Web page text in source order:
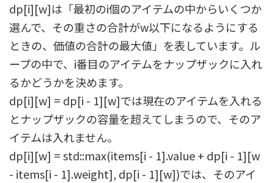
dp[i][w]は「最初のi個のアイテムの中からいくつか
選んで、その重さの合計がw以下になるようにする
ときの、価値の合計の最大値」を表しています。ル
ープの中で、i番目のアイテムをナップザックに入れ
るかどうかを決めます。
dp[i][w] = dp[i - 1][w]では現在のアイテムを入れる
とナップザックの容量を超えてしまうので、そのア
イテムは入れません。
dp[i][w] = std::max(items[i - 1].value + dp[i - 1][w
- items[i - 1].weight], dp[i - 1][w])では、そのアイ